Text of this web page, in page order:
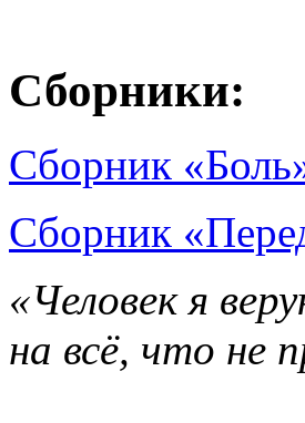
Сборники:
Сборник
Сборник
«Человек я
на всё, что не